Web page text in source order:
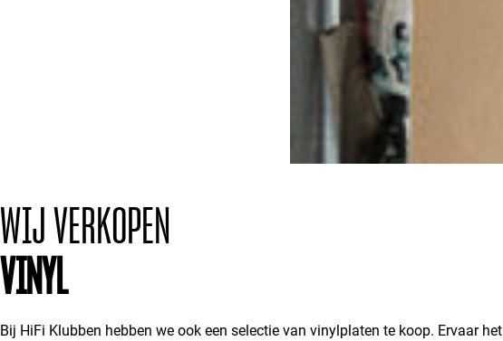
WIJ VERKOPEN
VINYL
Bij HiFi Klubben hebben we ook een selectie van vinylplaten te koop. Ervaar het